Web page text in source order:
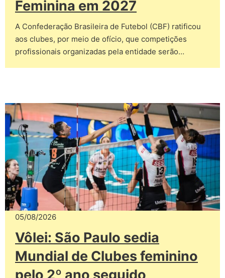
Feminina em 2027
A Confederação Brasileira de Futebol (CBF) ratificou
aos clubes, por meio de ofício, que competições
profissionais organizadas pela entidade serão…
05/08/2026
Vôlei: São Paulo sedia
Mundial de Clubes feminino
pelo 2º ano seguido